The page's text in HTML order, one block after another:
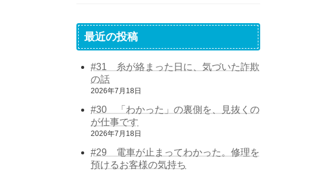
最近の投稿
#31 糸が絡まった日に、気づいた詐欺
の話
2026年7月18日
#30 「わかった」の裏側を、見抜くの
が仕事です
2026年7月18日
#29 電車が止まってわかった。修理を
預けるお客様の気持ち